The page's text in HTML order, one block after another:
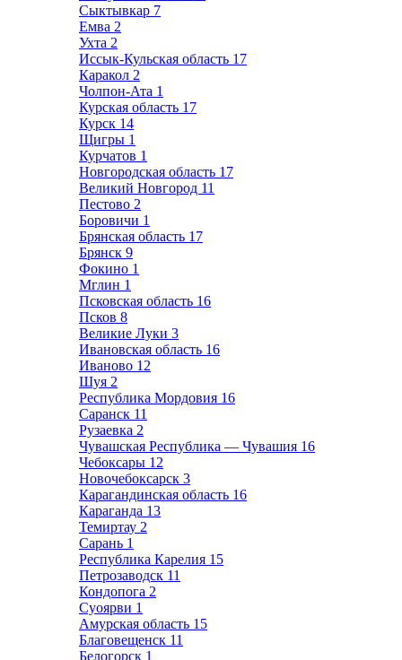
Сыктывкар 7
Емва 2
Ухта 2
Иссык-Кульская область 17
Каракол 2
Чолпон-Ата 1
Курская область 17
Курск 14
Щигры 1
Курчатов 1
Новгородская область 17
Великий Новгород 11
Пестово 2
Боровичи 1
Брянская область 17
Брянск 9
Фокино 1
Мглин 1
Псковская область 16
Псков 8
Великие Луки 3
Ивановская область 16
Иваново 12
Шуя 2
Республика Мордовия 16
Саранск 11
Рузаевка 2
Чувашская Республика — Чувашия 16
Чебоксары 12
Новочебоксарск 3
Карагандинская область 16
Караганда 13
Темиртау 2
Сарань 1
Республика Карелия 15
Петрозаводск 11
Кондопога 2
Суоярви 1
Амурская область 15
Благовещенск 11
Белогорск 1